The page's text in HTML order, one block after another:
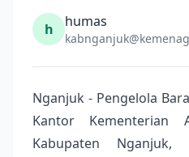
h humas
Nganjuk - Pengelola
Kantor Kementerian
Kabupaten